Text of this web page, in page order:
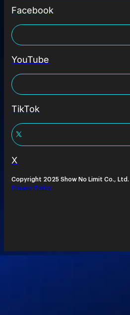
Facebook
YouTube
TikTok
X
Copyright 2025 Show No Limit Co., Ltd.
Privacy Policy